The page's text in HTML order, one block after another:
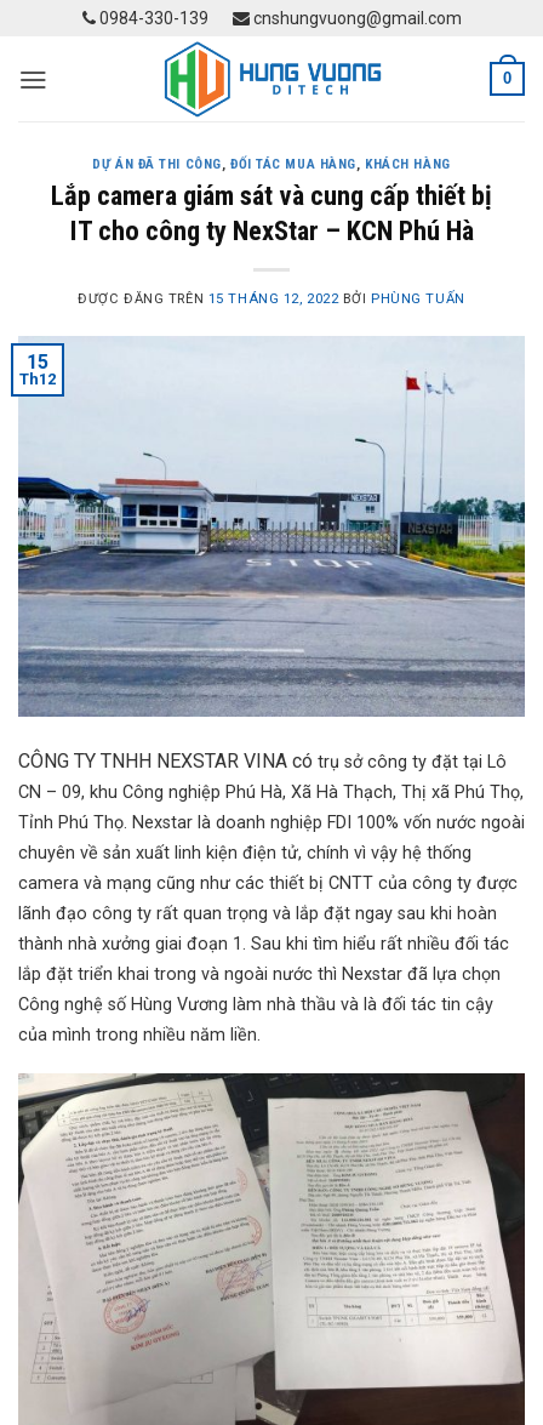
content
0984-330-139 cnshungvuong@gmail.com
0
DỰ ÁN ĐÃ THI CÔNG, ĐỐI TÁC MUA HÀNG, KHÁCH HÀNG
Lắp camera giám sát và cung cấp thiết bị
IT cho công ty NexStar – KCN Phú Hà
ĐƯỢC ĐĂNG TRÊN 15 THÁNG 12, 2022 BỞIPHÙNG TUẤN
15
Th12
CÔNG TY TNHH NEXSTAR VINA có trụ sở công ty đặt tại Lô
CN – 09, khu Công nghiệp Phú Hà, Xã Hà Thạch, Thị xã Phú Thọ,
Tỉnh Phú Thọ. Nexstar là doanh nghiệp FDI 100% vốn nước ngoài
chuyên về sản xuất linh kiện điện tử, chính vì vậy hệ thống
camera và mạng cũng như các thiết bị CNTT của công ty được
lãnh đạo công ty rất quan trọng và lắp đặt ngay sau khi hoàn
thành nhà xưởng giai đoạn 1. Sau khi tìm hiểu rất nhiều đối tác
lắp đặt triển khai trong và ngoài nước thì Nexstar đã lựa chọn
Công nghệ số Hùng Vương làm nhà thầu và là đối tác tin cậy
của mình trong nhiều năm liền.